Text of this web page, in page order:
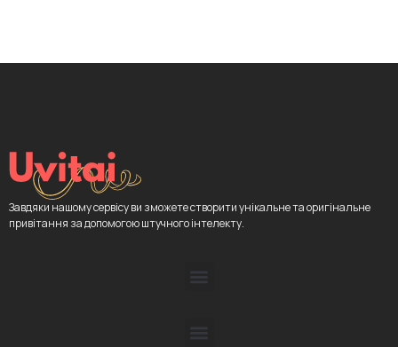
Завдяки нашому сервісу ви зможете створити унікальне та оригінальне
привітання за допомогою штучного інтелекту.